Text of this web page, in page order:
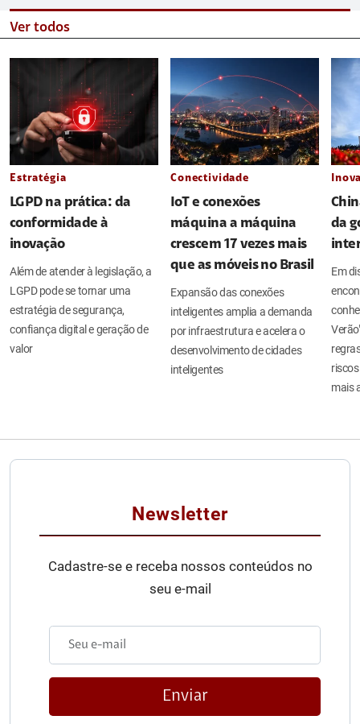
Ver todos
Estratégia
LGPD na prática: da
conformidade à
inovação
Além de atender à legislação, a
LGPD pode se tornar uma
estratégia de segurança,
confiança digital e geração de
valor
Conectividade
IoT e conexões
máquina a máquina
crescem 17 vezes mais
que as móveis no Brasil
Expansão das conexões
inteligentes amplia a demanda
por infraestrutura e acelera o
desenvolvimento de cidades
inteligentes
da
Em
mais
Newsletter
Cadastre-se e receba nossos conteúdos no
seu e-mail
Enviar